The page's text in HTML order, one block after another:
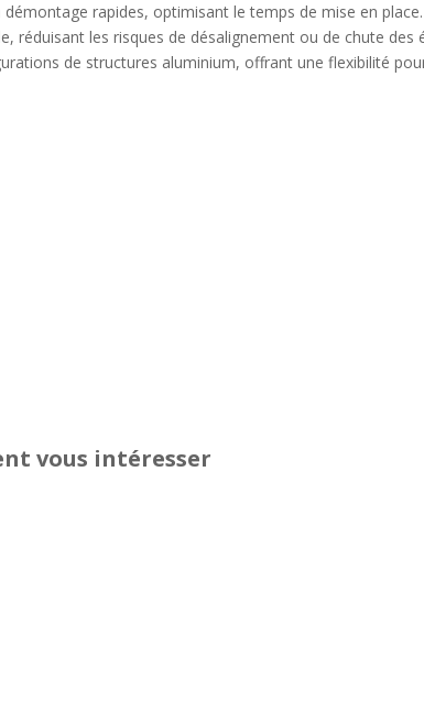
rapides, optimisant le temps de mise en place.
réduisant les risques de désalignement ou de chute des
de structures aluminium, offrant une flexibilité
vous intéresser